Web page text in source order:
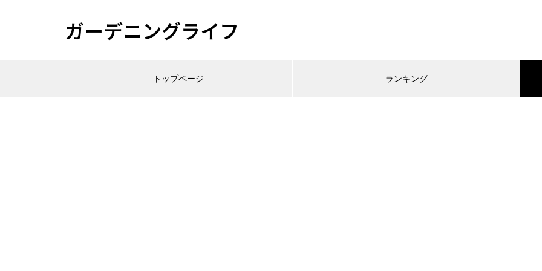
ガーデニングライフ
トップページ ランキング